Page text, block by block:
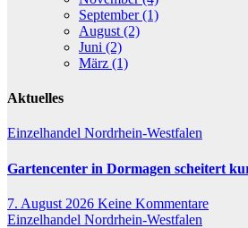
September (1)
August (2)
Juni (2)
März (1)
Aktuelles
Einzelhandel Nordrhein-Westfalen
Gartencenter in Dormagen scheitert
7. August 2026 Keine Kommentare
Einzelhandel Nordrhein-Westfalen